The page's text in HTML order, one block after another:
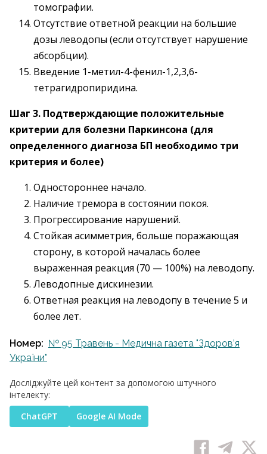
томографии.
Отсутствие ответной реакции на большие
дозы леводопы (если отсутствует нарушение
абсорбции).
Введение 1-метил-4-фенил-1,2,3,6-
тетрагидропиридина.
Шаг 3. Подтверждающие положительные
критерии для болезни Паркинсона (для
определенного диагноза БП необходимо три
критерия и более)
Одностороннее начало.
Наличие тремора в состоянии покоя.
Прогрессирование нарушений.
Стойкая асимметрия, больше поражающая
сторону, в которой началась более
выраженная реакция (70 — 100%) на леводопу.
Леводопные дискинезии.
Ответная реакция на леводопу в течение 5 и
более лет.
Номер: № 95 Травень - Медична газета "Здоров’я
України"
Досліджуйте цей контент за допомогою штучного
інтелекту:
ChatGPT
Google AI Mode